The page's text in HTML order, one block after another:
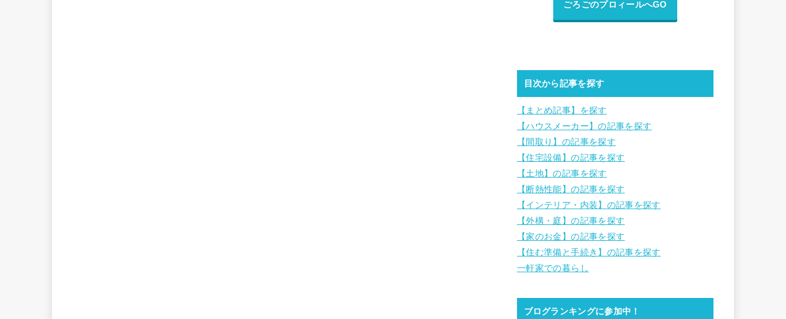
ごろごのプロィールへGO
目次から記事を探す
【まとめ記事】を探す
【ハウスメーカー】の記事を探す
【間取り】の記事を探す
【住宅設備】の記事を探す
【土地】の記事を探す
【断熱性能】の記事を探す
【インテリア・内装】の記事を探す
【外構・庭】の記事を探す
【家のお金】の記事を探す
【住む準備と手続き】の記事を探す
一軒家での暮らし
ブログランキングに参加中！